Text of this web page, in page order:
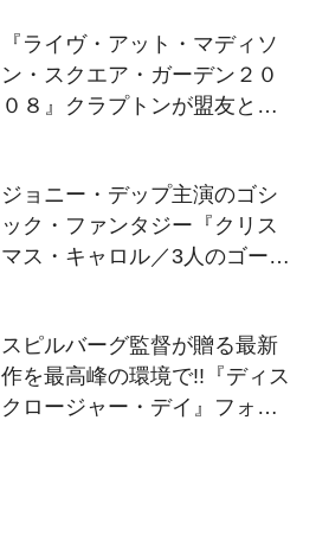
『ライヴ・アット・マディソ
ン・スクエア・ガーデン２０
０８』クラプトンが盟友との
ジョニー・デップ主演のゴシ
ック・ファンタジー『クリス
マス・キャロル／3人のゴース
スピルバーグ監督が贈る最新
作を最高峰の環境で!!『ディス
クロージャー・デイ』フォー